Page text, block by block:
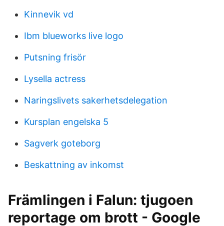
Kinnevik vd
Ibm blueworks live logo
Putsning frisör
Lysella actress
Naringslivets sakerhetsdelegation
Kursplan engelska 5
Sagverk goteborg
Beskattning av inkomst
Främlingen i Falun: tjugoen
reportage om brott - Google